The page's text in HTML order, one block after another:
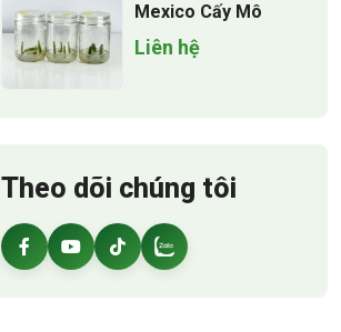
Mexico Cấy Mô
Liên hệ
Theo dõi chúng tôi